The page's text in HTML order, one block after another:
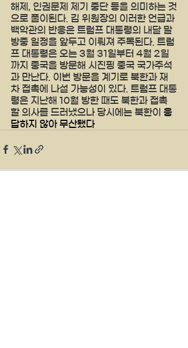
해제, 인권문제 제기 중단 등을 의미하는 것
으로 풀이된다. 김 위원장의 이러한 언급과
백악관의 반응은 트럼프 대통령의 내달 말
방중 일정을 앞두고 이뤄져 주목된다. 트럼
프 대통령은 오는 3월 31일부터 4월 2일
까지 중국을 방문해 시진핑 중국 국가주석
과 만난다. 이번 방문을 계기로 북한과 재
차 접촉에 나설 가능성이 있다. 트럼프 대통
령은 지난해 10월 방한 때도 북한과 접촉
할 의사를 드러냈으나 당시에는 북한이 응
답하지 않아 무산됐다